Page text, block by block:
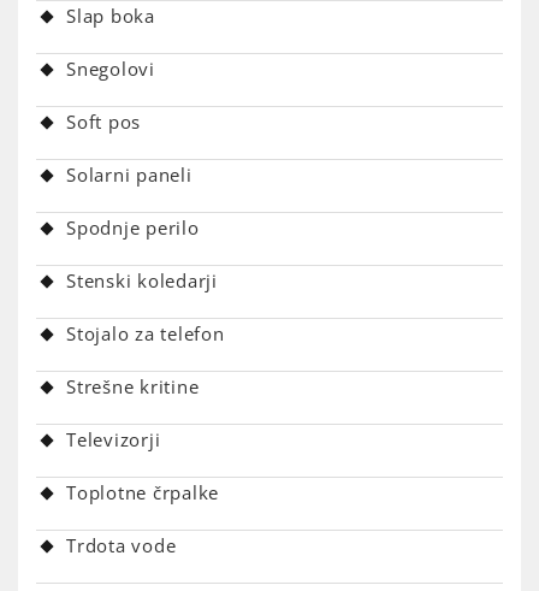
Slap boka
Snegolovi
Soft pos
Solarni paneli
Spodnje perilo
Stenski koledarji
Stojalo za telefon
Strešne kritine
Televizorji
Toplotne črpalke
Trdota vode